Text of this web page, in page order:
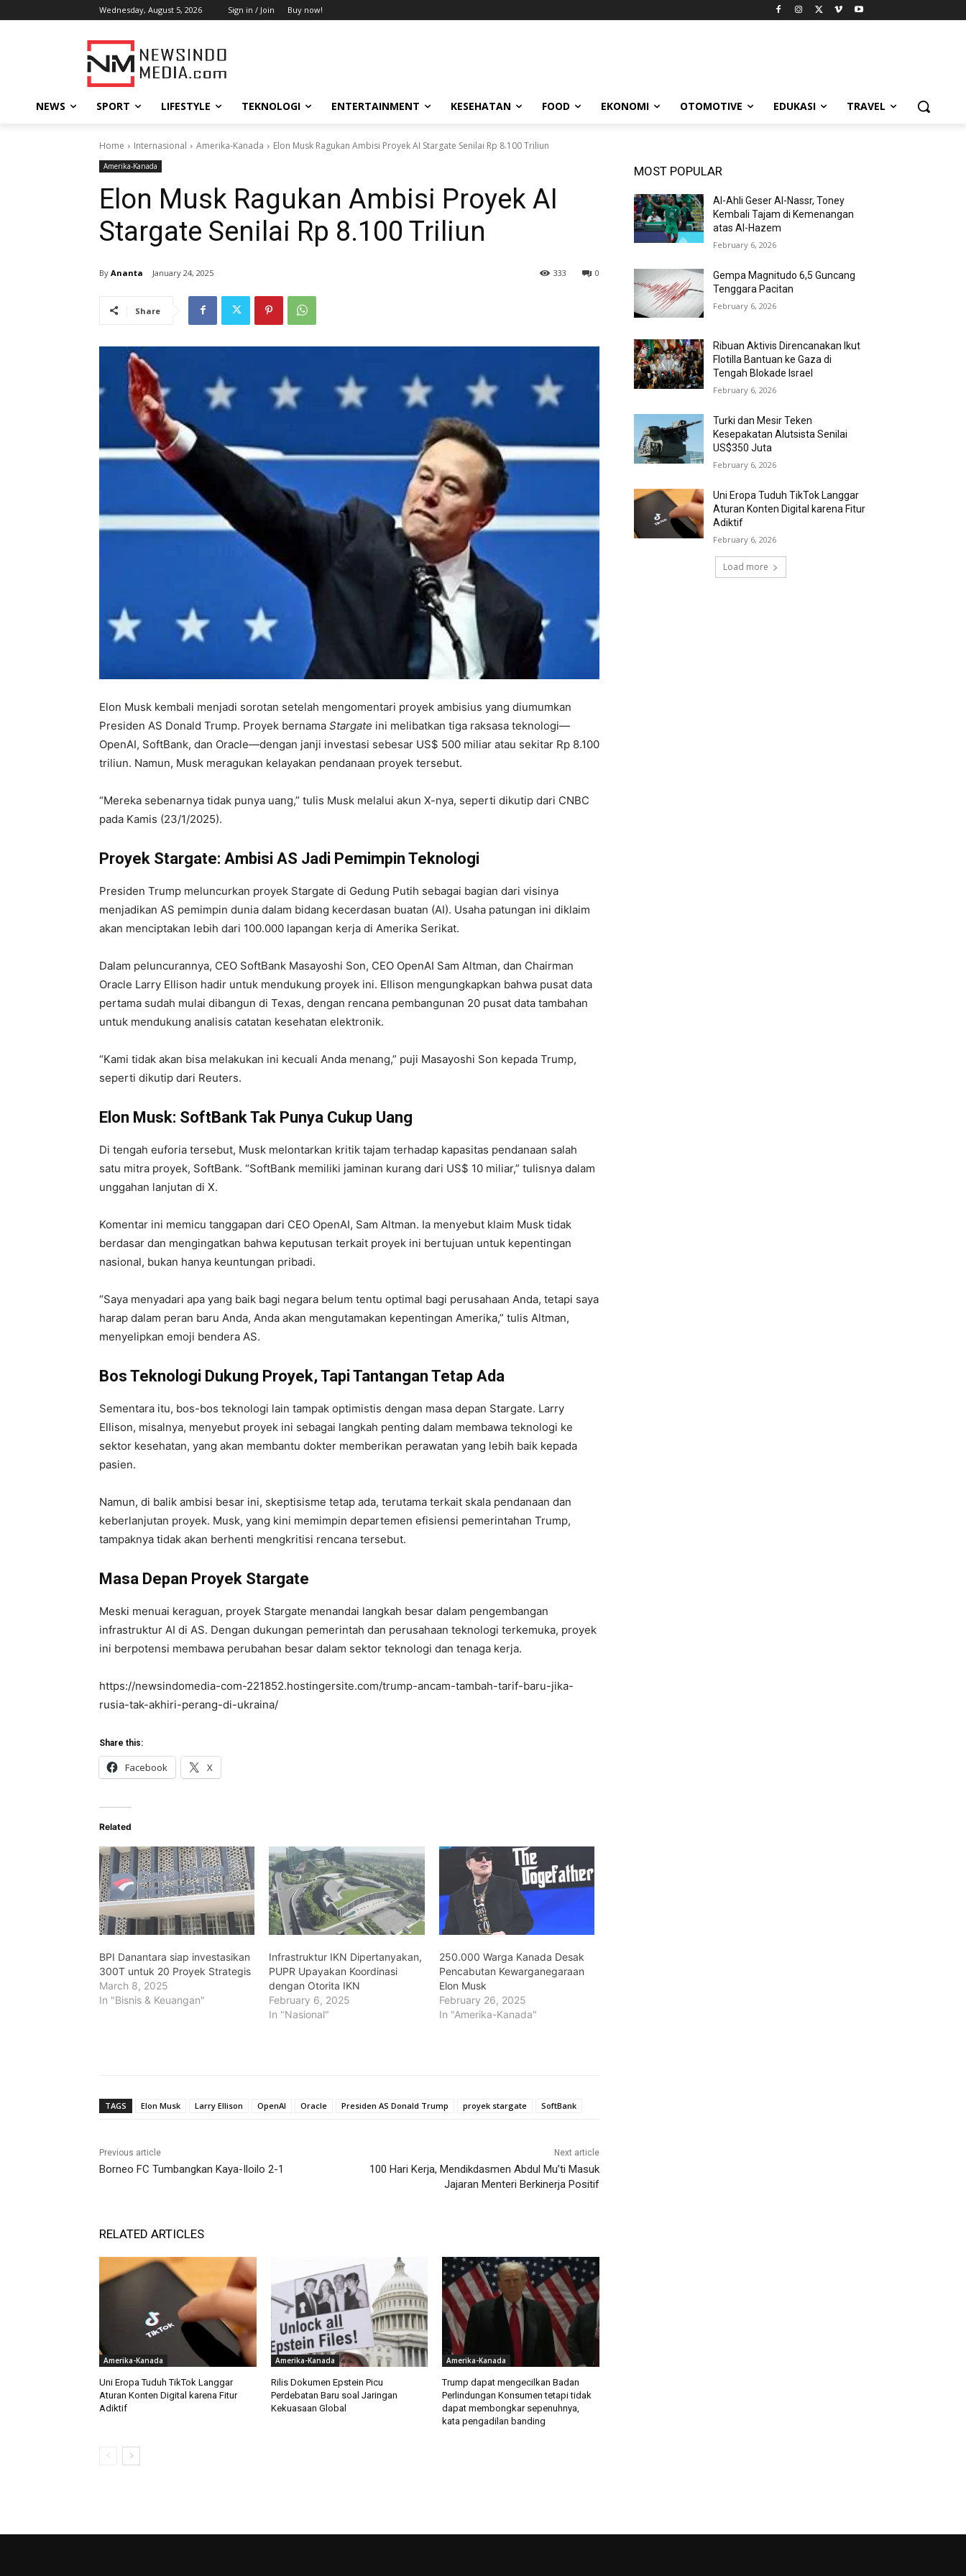
Wednesday, August 5, 2026 Sign in / Join Buy now!
NEWS SPORT LIFESTYLE TEKNOLOGI ENTERTAINMENT KESEHATAN FOOD EKONOMI OTOMOTIVE EDUKASI TRAVEL
Home Internasional Amerika-Kanada Elon Musk Ragukan Ambisi Proyek AI Stargate Senilai Rp 8.100 Triliun
Amerika-Kanada
Elon Musk Ragukan Ambisi Proyek AI
Stargate Senilai Rp 8.100 Triliun
By Ananta January 24, 2025 0
333
Share
Elon Musk kembali menjadi sorotan setelah mengomentari proyek ambisius yang diumumkan
Presiden AS Donald Trump. Proyek bernama Stargate ini melibatkan tiga raksasa teknologi—
OpenAI, SoftBank, dan Oracle—dengan janji investasi sebesar US$ 500 miliar atau sekitar Rp 8.100
triliun. Namun, Musk meragukan kelayakan pendanaan proyek tersebut.
“Mereka sebenarnya tidak punya uang,” tulis Musk melalui akun X-nya, seperti dikutip dari CNBC
pada Kamis (23/1/2025).
Proyek Stargate: Ambisi AS Jadi Pemimpin Teknologi
Presiden Trump meluncurkan proyek Stargate di Gedung Putih sebagai bagian dari visinya
menjadikan AS pemimpin dunia dalam bidang kecerdasan buatan (AI). Usaha patungan ini diklaim
akan menciptakan lebih dari 100.000 lapangan kerja di Amerika Serikat.
Dalam peluncurannya, CEO SoftBank Masayoshi Son, CEO OpenAI Sam Altman, dan Chairman
Oracle Larry Ellison hadir untuk mendukung proyek ini. Ellison mengungkapkan bahwa pusat data
pertama sudah mulai dibangun di Texas, dengan rencana pembangunan 20 pusat data tambahan
untuk mendukung analisis catatan kesehatan elektronik.
“Kami tidak akan bisa melakukan ini kecuali Anda menang,” puji Masayoshi Son kepada Trump,
seperti dikutip dari Reuters.
Elon Musk: SoftBank Tak Punya Cukup Uang
Di tengah euforia tersebut, Musk melontarkan kritik tajam terhadap kapasitas pendanaan salah
satu mitra proyek, SoftBank. “SoftBank memiliki jaminan kurang dari US$ 10 miliar,” tulisnya dalam
unggahan lanjutan di X.
Komentar ini memicu tanggapan dari CEO OpenAI, Sam Altman. Ia menyebut klaim Musk tidak
berdasar dan mengingatkan bahwa keputusan terkait proyek ini bertujuan untuk kepentingan
nasional, bukan hanya keuntungan pribadi.
“Saya menyadari apa yang baik bagi negara belum tentu optimal bagi perusahaan Anda, tetapi saya
harap dalam peran baru Anda, Anda akan mengutamakan kepentingan Amerika,” tulis Altman,
menyelipkan emoji bendera AS.
Bos Teknologi Dukung Proyek, Tapi Tantangan Tetap Ada
Sementara itu, bos-bos teknologi lain tampak optimistis dengan masa depan Stargate. Larry
Ellison, misalnya, menyebut proyek ini sebagai langkah penting dalam membawa teknologi ke
sektor kesehatan, yang akan membantu dokter memberikan perawatan yang lebih baik kepada
pasien.
Namun, di balik ambisi besar ini, skeptisisme tetap ada, terutama terkait skala pendanaan dan
keberlanjutan proyek. Musk, yang kini memimpin departemen efisiensi pemerintahan Trump,
tampaknya tidak akan berhenti mengkritisi rencana tersebut.
Masa Depan Proyek Stargate
Meski menuai keraguan, proyek Stargate menandai langkah besar dalam pengembangan
infrastruktur AI di AS. Dengan dukungan pemerintah dan perusahaan teknologi terkemuka, proyek
ini berpotensi membawa perubahan besar dalam sektor teknologi dan tenaga kerja.
https://newsindomedia-com-221852.hostingersite.com/trump-ancam-tambah-tarif-baru-jika-
rusia-tak-akhiri-perang-di-ukraina/
Share this:
Facebook X
Related
BPI Danantara siap investasikan
300T untuk 20 Proyek Strategis
March 8, 2025
In "Bisnis & Keuangan"
Infrastruktur IKN Dipertanyakan,
PUPR Upayakan Koordinasi
dengan Otorita IKN
February 6, 2025
In "Nasional"
250.000 Warga Kanada Desak
Pencabutan Kewarganegaraan
Elon Musk
February 26, 2025
In "Amerika-Kanada"
TAGS Elon Musk Larry Ellison OpenAI Oracle Presiden AS Donald Trump proyek stargate SoftBank
Previous article
Borneo FC Tumbangkan Kaya-Iloilo 2-1
Next article
100 Hari Kerja, Mendikdasmen Abdul Mu’ti Masuk
Jajaran Menteri Berkinerja Positif
RELATED ARTICLES
Amerika-Kanada
Uni Eropa Tuduh TikTok Langgar
Aturan Konten Digital karena Fitur
Adiktif
Amerika-Kanada
Rilis Dokumen Epstein Picu
Perdebatan Baru soal Jaringan
Kekuasaan Global
Amerika-Kanada
Trump dapat mengecilkan Badan
Perlindungan Konsumen tetapi tidak
dapat membongkar sepenuhnya,
kata pengadilan banding
MOST POPULAR
Al-Ahli Geser Al-Nassr, Toney
Kembali Tajam di Kemenangan
atas Al-Hazem
February 6, 2026
Gempa Magnitudo 6,5 Guncang
Tenggara Pacitan
February 6, 2026
Ribuan Aktivis Direncanakan Ikut
Flotilla Bantuan ke Gaza di
Tengah Blokade Israel
February 6, 2026
Turki dan Mesir Teken
Kesepakatan Alutsista Senilai
US$350 Juta
February 6, 2026
Uni Eropa Tuduh TikTok Langgar
Aturan Konten Digital karena Fitur
Adiktif
February 6, 2026
Load more